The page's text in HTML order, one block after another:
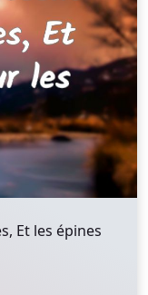
Et les épines